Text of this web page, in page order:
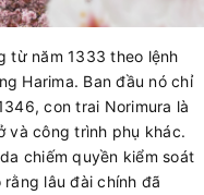
từ năm 1333 theo lệnh
Harima. Ban đầu nó chỉ
con trai Norimura là
và công trình phụ khác.
chiếm quyền kiểm soát
lâu đài chính đã